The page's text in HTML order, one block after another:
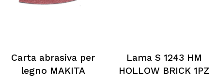
Carta abrasiva per
legno MAKITA
Lama S 1243 HM
HOLLOW BRICK 1PZ